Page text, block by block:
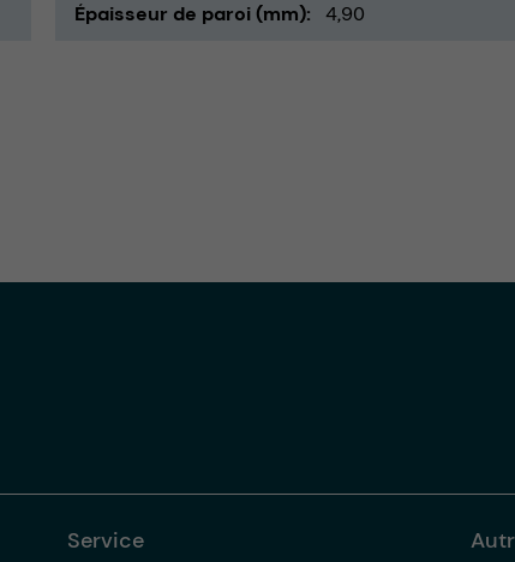
Épaisseur de paroi (mm) 4,90
Service